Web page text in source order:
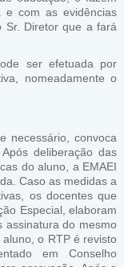
e com as evidências
Sr. Diretor que a fará
ser efetuada por
nomeadamente o
necessário, convoca
deliberação das
do aluno, a EMAEI
Caso as medidas a
os docentes que
Especial, elaboram
assinatura do mesmo
o RTP é revisto
em Conselho